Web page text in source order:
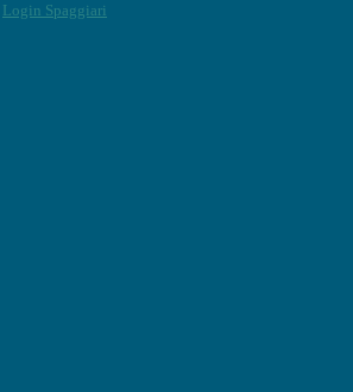
Login Spaggiari